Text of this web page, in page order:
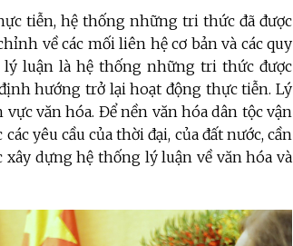
tiễn, hệ thống những tri thức đã được
về các mối liên hệ cơ bản và các quy
lý luận là hệ thống những tri thức được
hướng trở lại hoạt động thực tiễn. Lý
văn hóa. Để nền văn hóa dân tộc vận
yêu cầu của thời đại, của đất nước, cần
dựng hệ thống lý luận về văn hóa và